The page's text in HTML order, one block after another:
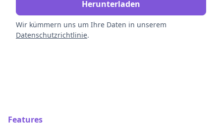
Wir kümmern uns um Ihre Daten in unserem
Datenschutzrichtlinie.
Features